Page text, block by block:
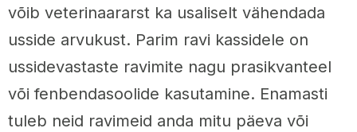
võib veterinaararst ka usaliselt vähendada
usside arvukust. Parim ravi kassidele on
ussidevastaste ravimite nagu prasikvanteel
või fenbendasoolide kasutamine. Enamasti
tuleb neid ravimeid anda mitu päeva või